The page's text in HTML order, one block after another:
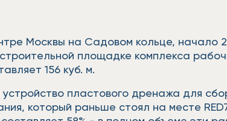
Москвы на Садовом кольце, начало
площадке комплекса
156 куб. м.
пластового дренажа для
который раньше стоял на месте